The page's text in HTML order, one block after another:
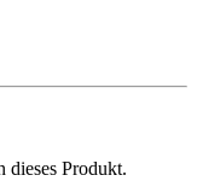
dieses Produkt.